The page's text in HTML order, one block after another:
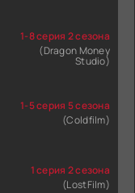
1-8 серия 2 сезона
(Dragon Money
Studio)
1-5 серия 5 сезона
(Coldfilm)
1 серия 2 сезона
(LostFilm)